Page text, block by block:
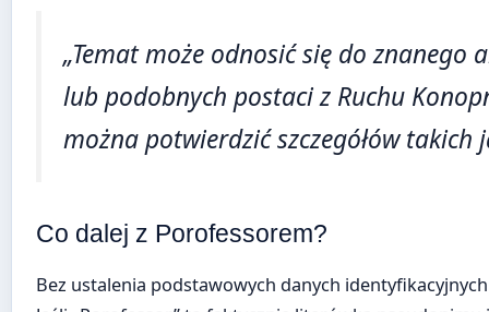
„Temat może odnosić się do znanego
lub podobnych postaci z Ruchu
można potwierdzić szczegółów takich
Co dalej z Porofessorem?
Bez ustalenia podstawowych danych